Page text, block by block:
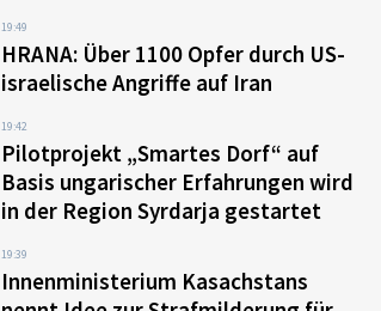
19:49
HRANA: Über 1100 Opfer durch US-
israelische Angriffe auf Iran
19:42
Pilotprojekt „Smartes Dorf“ auf
Basis ungarischer Erfahrungen wird
in der Region Syrdarja gestartet
19:39
Innenministerium Kasachstans